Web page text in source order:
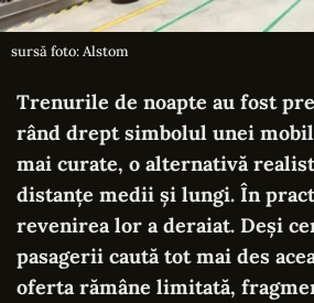
sursă foto: Alstom
Trenurile de noapte au fost
rând drept simbolul unei
mai curate, o alternativă
distanțe medii și lungi. În
revenirea lor a deraiat. Deși
pasagerii caută tot mai des
oferta rămâne limitată,